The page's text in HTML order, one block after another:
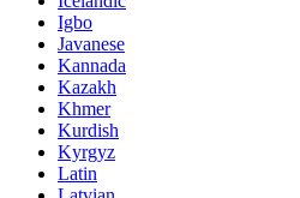
Igbo
Javanese
Kannada
Kazakh
Khmer
Kurdish
Kyrgyz
Latin